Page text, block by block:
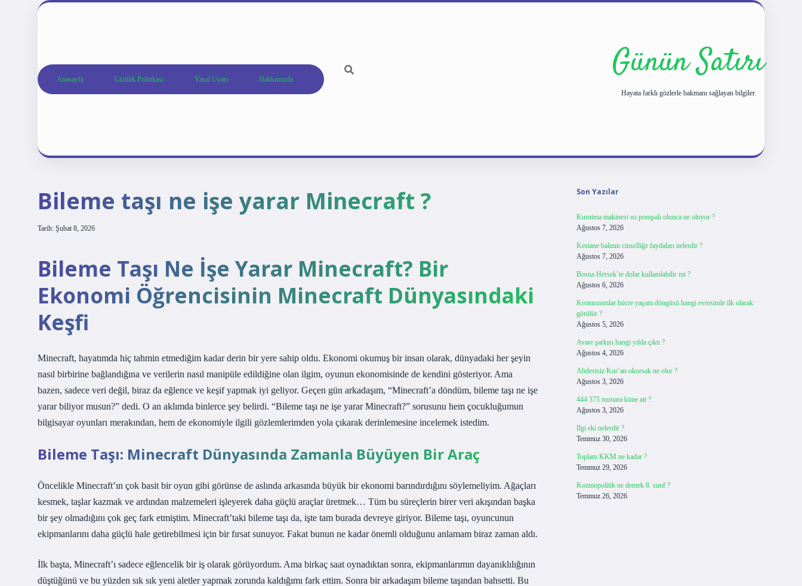
Anasayfa Gizlilik Politikası Yasal Uyarı Hakkımızda Günün Satırı
Hayata farklı gözlerle bakmanı sağlayan bilgiler.
Bileme taşı ne işe yarar Minecraft ?
Tarih: Şubat 8, 2026
Bileme Taşı Ne İşe Yarar Minecraft? Bir
Ekonomi Öğrencisinin Minecraft Dünyasındaki
Keşfi
Minecraft, hayatımda hiç tahmin etmediğim kadar derin bir yere sahip oldu. Ekonomi okumuş bir insan olarak, dünyadaki her şeyin
nasıl birbirine bağlandığına ve verilerin nasıl manipüle edildiğine olan ilgim, oyunun ekonomisinde de kendini gösteriyor. Ama
bazen, sadece veri değil, biraz da eğlence ve keşif yapmak iyi geliyor. Geçen gün arkadaşım, “Minecraft’a döndüm, bileme taşı ne işe
yarar biliyor musun?” dedi. O an aklımda binlerce şey belirdi. “Bileme taşı ne işe yarar Minecraft?” sorusunu hem çocukluğumun
bilgisayar oyunları merakından, hem de ekonomiyle ilgili gözlemlerimden yola çıkarak derinlemesine incelemek istedim.
Bileme Taşı: Minecraft Dünyasında Zamanla Büyüyen Bir Araç
Öncelikle Minecraft’ın çok basit bir oyun gibi görünse de aslında arkasında büyük bir ekonomi barındırdığını söylemeliyim. Ağaçları
kesmek, taşlar kazmak ve ardından malzemeleri işleyerek daha güçlü araçlar üretmek… Tüm bu süreçlerin birer veri akışından başka
bir şey olmadığını çok geç fark etmiştim. Minecraft’taki bileme taşı da, işte tam burada devreye giriyor. Bileme taşı, oyuncunun
ekipmanlarını daha güçlü hale getirebilmesi için bir fırsat sunuyor. Fakat bunun ne kadar önemli olduğunu anlamam biraz zaman aldı.
İlk başta, Minecraft’ı sadece eğlencelik bir iş olarak görüyordum. Ama birkaç saat oynadıktan sonra, ekipmanlarımın dayanıklılığının
düştüğünü ve bu yüzden sık sık yeni aletler yapmak zorunda kaldığımı fark ettim. Sonra bir arkadaşım bileme taşından bahsetti. Bu
Son Yazılar
Kurutma makinesi ısı pompalı olunca ne oluyor ?
Ağustos 7, 2026
Kestane balının cinselliğe faydaları nelerdir ?
Ağustos 7, 2026
Bosna Hersek’te dolar kullanılabilir mi ?
Ağustos 6, 2026
Kromozomlar hücre yaşam döngüsü hangi evresinde ilk olarak
görülür ?
Ağustos 5, 2026
Avare şarkısı hangi yılda çıktı ?
Ağustos 4, 2026
Abdestsiz Kur’an okursak ne olur ?
Ağustos 3, 2026
444 375 numara kime ait ?
Ağustos 3, 2026
Ilgi eki nelerdir ?
Temmuz 30, 2026
Toplam KKM ne kadar ?
Temmuz 29, 2026
Kozmopolitik ne demek 8. sınıf ?
Temmuz 26, 2026